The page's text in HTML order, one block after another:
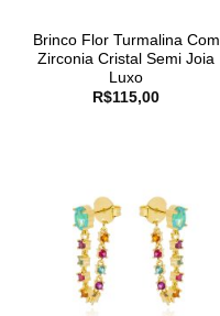
Brinco Flor Turmalina Com
Zirconia Cristal Semi Joia
Luxo
R$115,00